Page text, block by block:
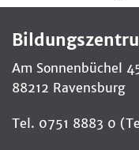
Am Sonnenbüchel
88212 Ravensburg
Tel. 0751 8883 0